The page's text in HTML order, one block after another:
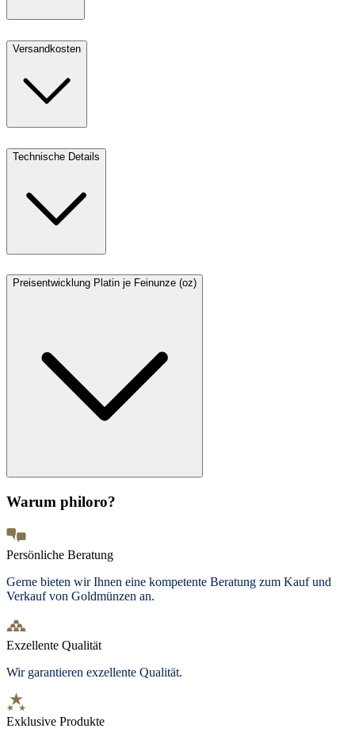
Versandkosten
Technische Details
Preisentwicklung Platin je Feinunze (oz)
Warum philoro?
Persönliche Beratung
Gerne bieten wir Ihnen eine kompetente Beratung zum Kauf und
Verkauf von Goldmünzen an.
Exzellente Qualität
Wir garantieren exzellente Qualität.
Exklusive Produkte